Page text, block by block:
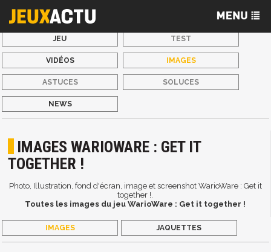
JEU TEST
VIDÉOS IMAGES
ASTUCES SOLUCES
NEWS
IMAGES WARIOWARE : GET IT
TOGETHER !
Photo, Illustration, fond d'écran, image et screenshot WarioWare : Get it
together !.
Toutes les images du jeu WarioWare : Get it together !
IMAGES JAQUETTES